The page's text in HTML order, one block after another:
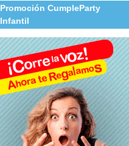
Promoción CumpleParty
Infantil